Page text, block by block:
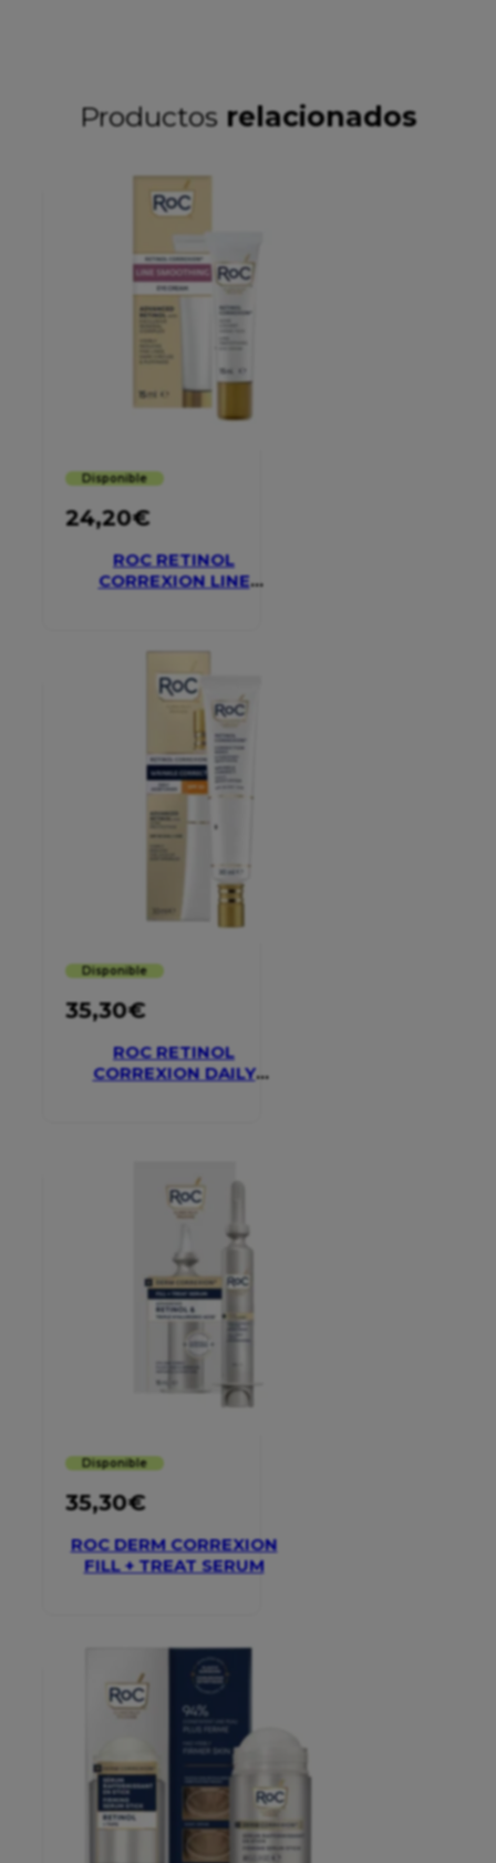
Productos relacionados
Disponible
24,20€
ROC RETINOL
CORREXION LINE
Disponible
35,30€
ROC RETINOL
CORREXION DAILY
Disponible
35,30€
ROC DERM CORREXION
FILL + TREAT SERUM